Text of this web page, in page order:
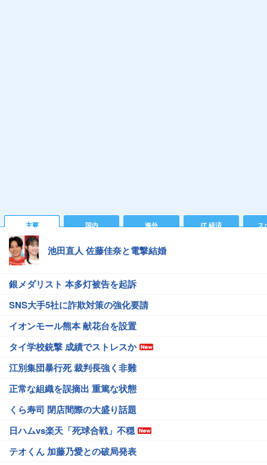
主要 国内 海外 IT 経済 ス
池田直人 佐藤佳奈と電撃結婚
銀メダリスト 本多灯被告を起訴
SNS大手5社に詐欺対策の強化要請
イオンモール熊本 献花台を設置
タイ学校銃撃 成績でストレスか
江別集団暴行死 裁判長強く非難
正常な組織を誤摘出 重篤な状態
くら寿司 閉店間際の大盛り話題
日ハムvs楽天「死球合戦」不穏
テオくん 加藤乃愛との破局発表